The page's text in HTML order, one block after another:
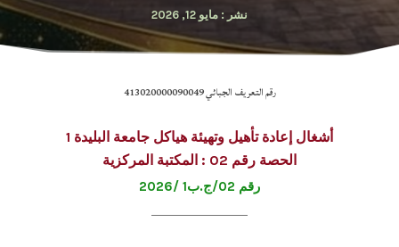
نشر : مايو 12, 2026
رقم التعريف الجبائي 413020000090049
أشغال إعادة تأهيل وتهيئة هياكل جامعة البليدة 1
الحصة رقم 02 : المكتبة المركزية
رقم 02/ج.ب1 /2026